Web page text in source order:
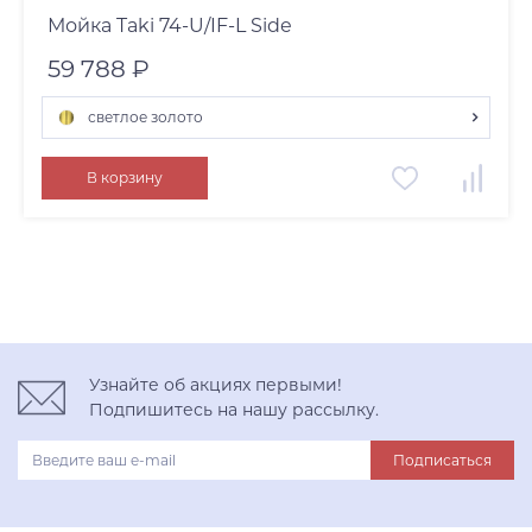
Мойка Taki 74-U/IF-L Side
59 788 ₽
светлое золото
графит
нержавеющая сталь
В корзину
Узнайте об акциях первыми!
Подпишитесь на нашу рассылку.
Подписаться